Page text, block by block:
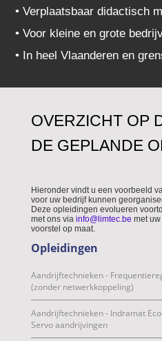
• Verplaatsbaar didactisch
• Voor kleine en grote
• In heel Vlaanderen en
OVERZICHT OP
DE GEPLANDE